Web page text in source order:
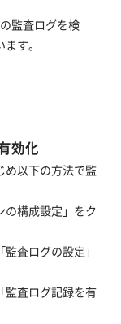
監査ログを検
す。
効化
め以下の方法で監
の構成設定」をク
査ログの設定」
監査ログ記録を有